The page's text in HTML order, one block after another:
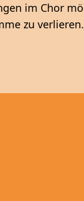
im Chor
zu